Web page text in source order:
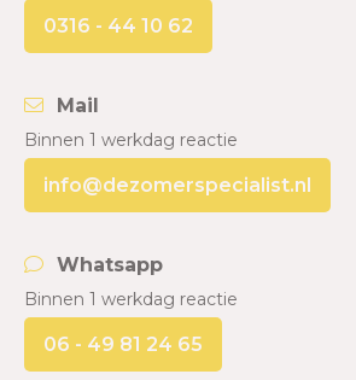
0316 - 44 10 62
Mail
Binnen 1 werkdag reactie
info@dezomerspecialist.nl
Whatsapp
Binnen 1 werkdag reactie
06 - 49 81 24 65